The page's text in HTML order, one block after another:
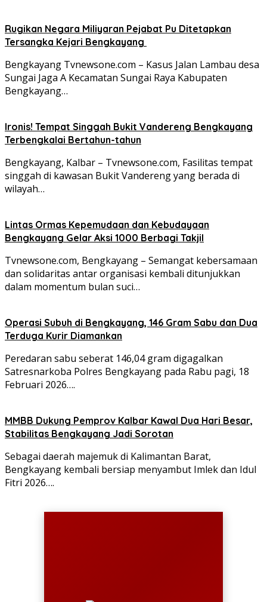
Rugikan Negara Miliyaran Pejabat Pu Ditetapkan
Tersangka Kejari Bengkayang
Bengkayang Tvnewsone.com – Kasus Jalan Lambau desa
Sungai Jaga A Kecamatan Sungai Raya Kabupaten
Bengkayang…
Ironis! Tempat Singgah Bukit Vandereng Bengkayang
Terbengkalai Bertahun-tahun
Bengkayang, Kalbar – Tvnewsone.com, Fasilitas tempat
singgah di kawasan Bukit Vandereng yang berada di
wilayah…
Lintas Ormas Kepemudaan dan Kebudayaan
Bengkayang Gelar Aksi 1000 Berbagi Takjil
Tvnewsone.com, Bengkayang – Semangat kebersamaan
dan solidaritas antar organisasi kembali ditunjukkan
dalam momentum bulan suci…
Operasi Subuh di Bengkayang, 146 Gram Sabu dan Dua
Terduga Kurir Diamankan
Peredaran sabu seberat 146,04 gram digagalkan
Satresnarkoba Polres Bengkayang pada Rabu pagi, 18
Februari 2026….
MMBB Dukung Pemprov Kalbar Kawal Dua Hari Besar,
Stabilitas Bengkayang Jadi Sorotan
Sebagai daerah majemuk di Kalimantan Barat,
Bengkayang kembali bersiap menyambut Imlek dan Idul
Fitri 2026….